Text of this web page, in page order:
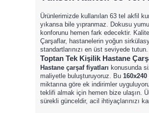
Ürünlerimizde kullanılan 63 tel akfil
yıkansa bile yıpranmaz. Dokusu
konforunu hemen fark edecektir.
Çarşaflar, hastanelerin yoğun
standartlarınızı en üst seviyede
Toptan Tek Kişilik Hastane
Hastane çarşaf fiyatları konusunda
maliyetle buluşturuyoruz. Bu
miktarına göre ek indirimler
teklifi almak için hemen bize ulaşın.
sürekli günceldir, acil ihtiyaçlarınızı